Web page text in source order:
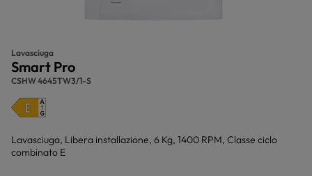
Lavasciuga
Smart Pro
CSHW 4645TW3/1-S
Lavasciuga, Libera installazione, 6 Kg, 1400 RPM, Classe ciclo
combinato E